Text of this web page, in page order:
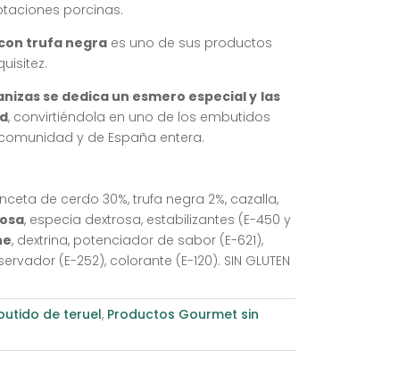
porcinas.
trufa negraes uno de sus productos
se dedica un esmero especial y las
, convirtiéndola en uno de los embutidos
y de España entera.
de cerdo 30%, trufa negra 2%, cazalla,
, especia dextrosa, estabilizantes (E-450 y
, dextrina, potenciador de sabor (E-621),
(E-252), colorante (E-120). SIN GLUTEN
de teruel, Productos Gourmet sin